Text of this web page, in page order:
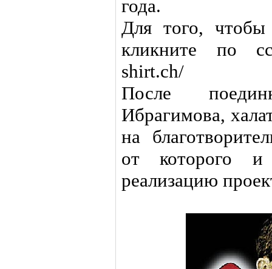
года.
Для того, чтобы
кликните по
shirt.ch/
После
Ибрагимова,
на
от которого
реализацию